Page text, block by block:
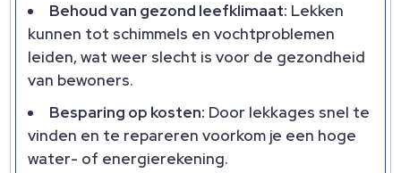
Behoud van gezond leefklimaat: Lekken
kunnen tot schimmels en vochtproblemen
leiden, wat weer slecht is voor de gezondheid
van bewoners.
Besparing op kosten: Door lekkages snel te
vinden en te repareren voorkom je een hoge
water- of energierekening.